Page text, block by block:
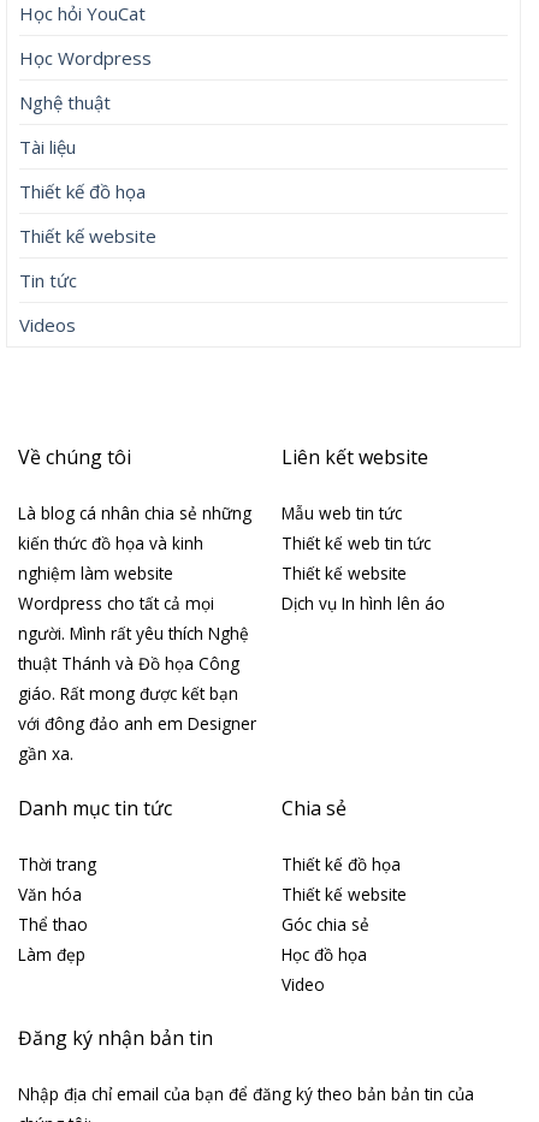
Học hỏi YouCat
Học Wordpress
Nghệ thuật
Tài liệu
Thiết kế đồ họa
Thiết kế website
Tin tức
Videos
Về chúng tôi
Là blog cá nhân chia sẻ những
kiến thức đồ họa và kinh
nghiệm làm website
Wordpress cho tất cả mọi
người. Mình rất yêu thích Nghệ
thuật Thánh và Đồ họa Công
giáo. Rất mong được kết bạn
với đông đảo anh em Designer
gần xa.
Liên kết website
Mẫu web tin tức
Thiết kế web tin tức
Thiết kế website
Dịch vụ In hình lên áo
Danh mục tin tức
Thời trang
Văn hóa
Thể thao
Làm đẹp
Chia sẻ
Thiết kế đồ họa
Thiết kế website
Góc chia sẻ
Học đồ họa
Video
Đăng ký nhận bản tin
Nhập địa chỉ email của bạn để đăng ký theo bản bản tin của